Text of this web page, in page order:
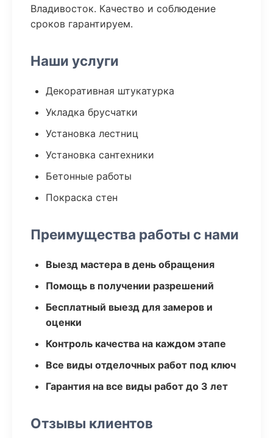
Владивосток. Качество и соблюдение
сроков гарантируем.
Наши услуги
Декоративная штукатурка
Укладка брусчатки
Установка лестниц
Установка сантехники
Бетонные работы
Покраска стен
Преимущества работы с нами
Выезд мастера в день обращения
Помощь в получении разрешений
Бесплатный выезд для замеров и
оценки
Контроль качества на каждом этапе
Все виды отделочных работ под ключ
Гарантия на все виды работ до 3 лет
Отзывы клиентов